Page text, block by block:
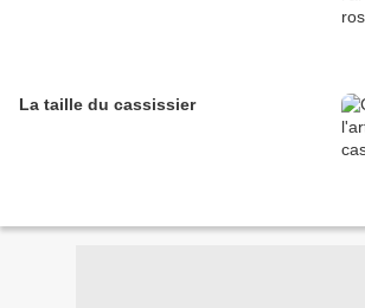
La taille du cassissier